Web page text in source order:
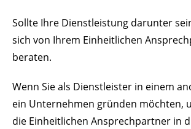
Sollte Ihre Dienstleistung darunter
sich von Ihrem Einheitlichen
beraten.
Wenn Sie als Dienstleister in einem
ein Unternehmen gründen möchten,
die Einheitlichen Ansprechpartner in